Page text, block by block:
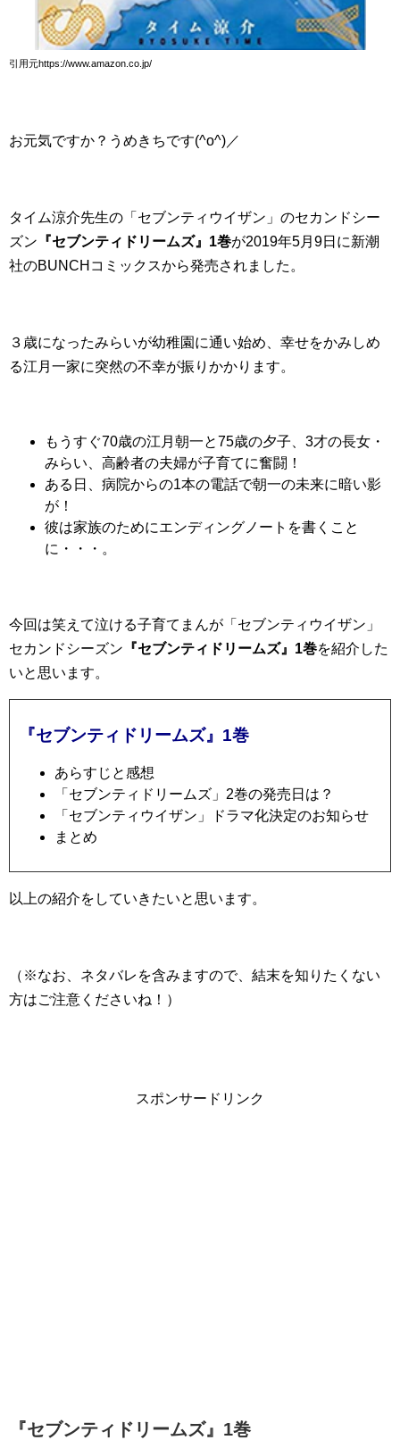
引用元https://www.amazon.co.jp/
お元気ですか？うめきちです(^o^)／
タイム涼介先生の「セブンティウイザン」のセカンドシー
ズン 『セブンティドリームズ』1巻が2019年5月9日に新潮
社のBUNCHコミックスから発売されました。
３歳になったみらいが幼稚園に通い始め、幸せをかみしめ
る江月一家に突然の不幸が振りかかります。
もうすぐ70歳の江月朝一と75歳の夕子、3才の長女・
みらい、高齢者の夫婦が子育てに奮闘！
ある日、病院からの1本の電話で朝一の未来に暗い影
が！
彼は家族のためにエンディングノートを書くこと
に・・・。
今回は笑えて泣ける子育てまんが「セブンティウイザン」
セカンドシーズン 『セブンティドリームズ』1巻を紹介した
いと思います。
『セブンティドリームズ』1巻
あらすじと感想
「セブンティドリームズ」2巻の発売日は？
「セブンティウイザン」ドラマ化決定のお知らせ
まとめ
以上の紹介をしていきたいと思います。
（※なお、ネタバレを含みますので、結末を知りたくない
方はご注意くださいね！）
スポンサードリンク
『セブンティドリームズ』1巻